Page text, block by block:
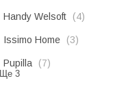
Handy Welsoft 4
Issimo Home 3
Pupilla 7
Ще 3